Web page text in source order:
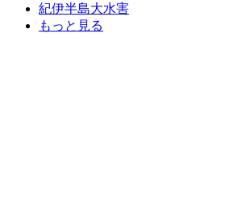
紀伊半島大水害
もっと見る